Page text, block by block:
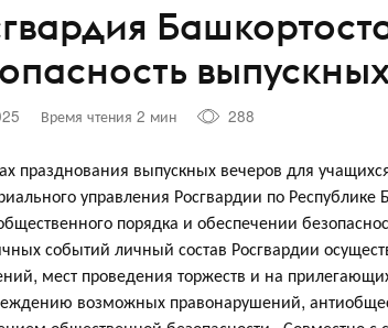
Время чтения 2 мин 288
празднования выпускных вечеров для
управления Росгвардии по
порядка и обеспечении
событий личный состав Росгвардии
мест проведения торжеств и на
возможных правонарушений,